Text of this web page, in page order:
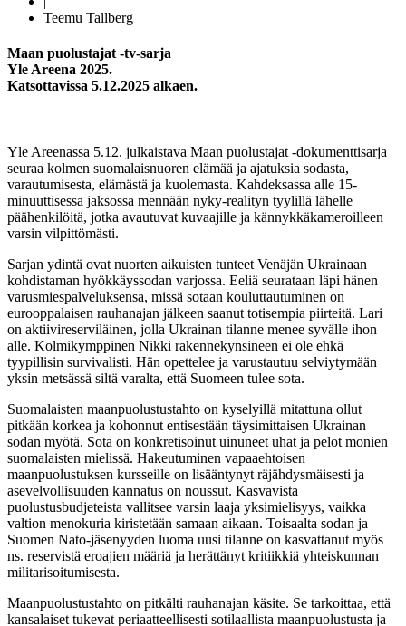
Teemu Tallberg
Maan puolustajat -tv-sarja
Yle Areena 2025.
Katsottavissa 5.12.2025 alkaen.
Yle Areenassa 5.12. julkaistava Maan puolustajat -dokumenttisarja
seuraa kolmen suomalaisnuoren elämää ja ajatuksia sodasta,
varautumisesta, elämästä ja kuolemasta. Kahdeksassa alle 15-
minuuttisessa jaksossa mennään nyky-realityn tyylillä lähelle
päähenkilöitä, jotka avautuvat kuvaajille ja kännykkäkameroilleen
varsin vilpittömästi.
Sarjan ydintä ovat nuorten aikuisten tunteet Venäjän Ukrainaan
kohdistaman hyökkäyssodan varjossa. Eeliä seurataan läpi hänen
varusmiespalveluksensa, missä sotaan kouluttautuminen on
eurooppalaisen rauhanajan jälkeen saanut totisempia piirteitä. Lari
on aktiivireserviläinen, jolla Ukrainan tilanne menee syvälle ihon
alle. Kolmikymppinen Nikki rakennekynsineen ei ole ehkä
tyypillisin survivalisti. Hän opettelee ja varustautuu selviytymään
yksin metsässä siltä varalta, että Suomeen tulee sota.
Suomalaisten maanpuolustustahto on kyselyillä mitattuna ollut
pitkään korkea ja kohonnut entisestään täysimittaisen Ukrainan
sodan myötä. Sota on konkretisoinut uinuneet uhat ja pelot monien
suomalaisten mielissä. Hakeutuminen vapaaehtoisen
maanpuolustuksen kursseille on lisääntynyt räjähdysmäisesti ja
asevelvollisuuden kannatus on noussut. Kasvavista
puolustusbudjeteista vallitsee varsin laaja yksimielisyys, vaikka
valtion menokuria kiristetään samaan aikaan. Toisaalta sodan ja
Suomen Nato-jäsenyyden luoma uusi tilanne on kasvattanut myös
ns. reservistä eroajien määriä ja herättänyt kritiikkiä yhteiskunnan
militarisoitumisesta.
Maanpuolustustahto on pitkälti rauhanajan käsite. Se tarkoittaa, että
kansalaiset tukevat periaatteellisesti sotilaallista maanpuolustusta ja